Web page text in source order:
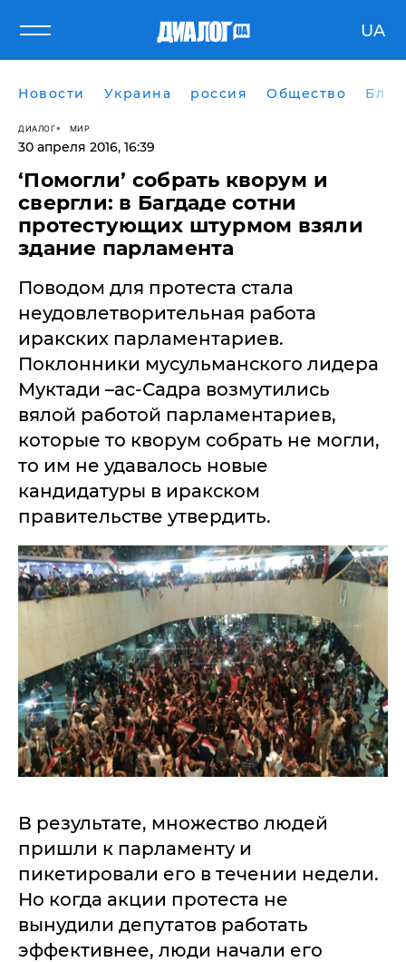
UA
Новости Украина россия Общество
ДИАЛОГ МИР
30 апреля 2016, 16:39
‘Помогли’ собрать кворум и
свергли: в Багдаде сотни
протестующих штурмом взяли
здание парламента
Поводом для протеста стала
неудовлетворительная работа
иракских парламентариев.
Поклонники мусульманского лидера
Муктади –ас-Садра возмутились
вялой работой парламентариев,
которые то кворум собрать не могли,
то им не удавалось новые
кандидатуры в иракском
правительстве утвердить.
В результате, множество людей
пришли к парламенту и
пикетировали его в течении недели.
Но когда акции протеста не
вынудили депутатов работать
эффективнее, люди начали его